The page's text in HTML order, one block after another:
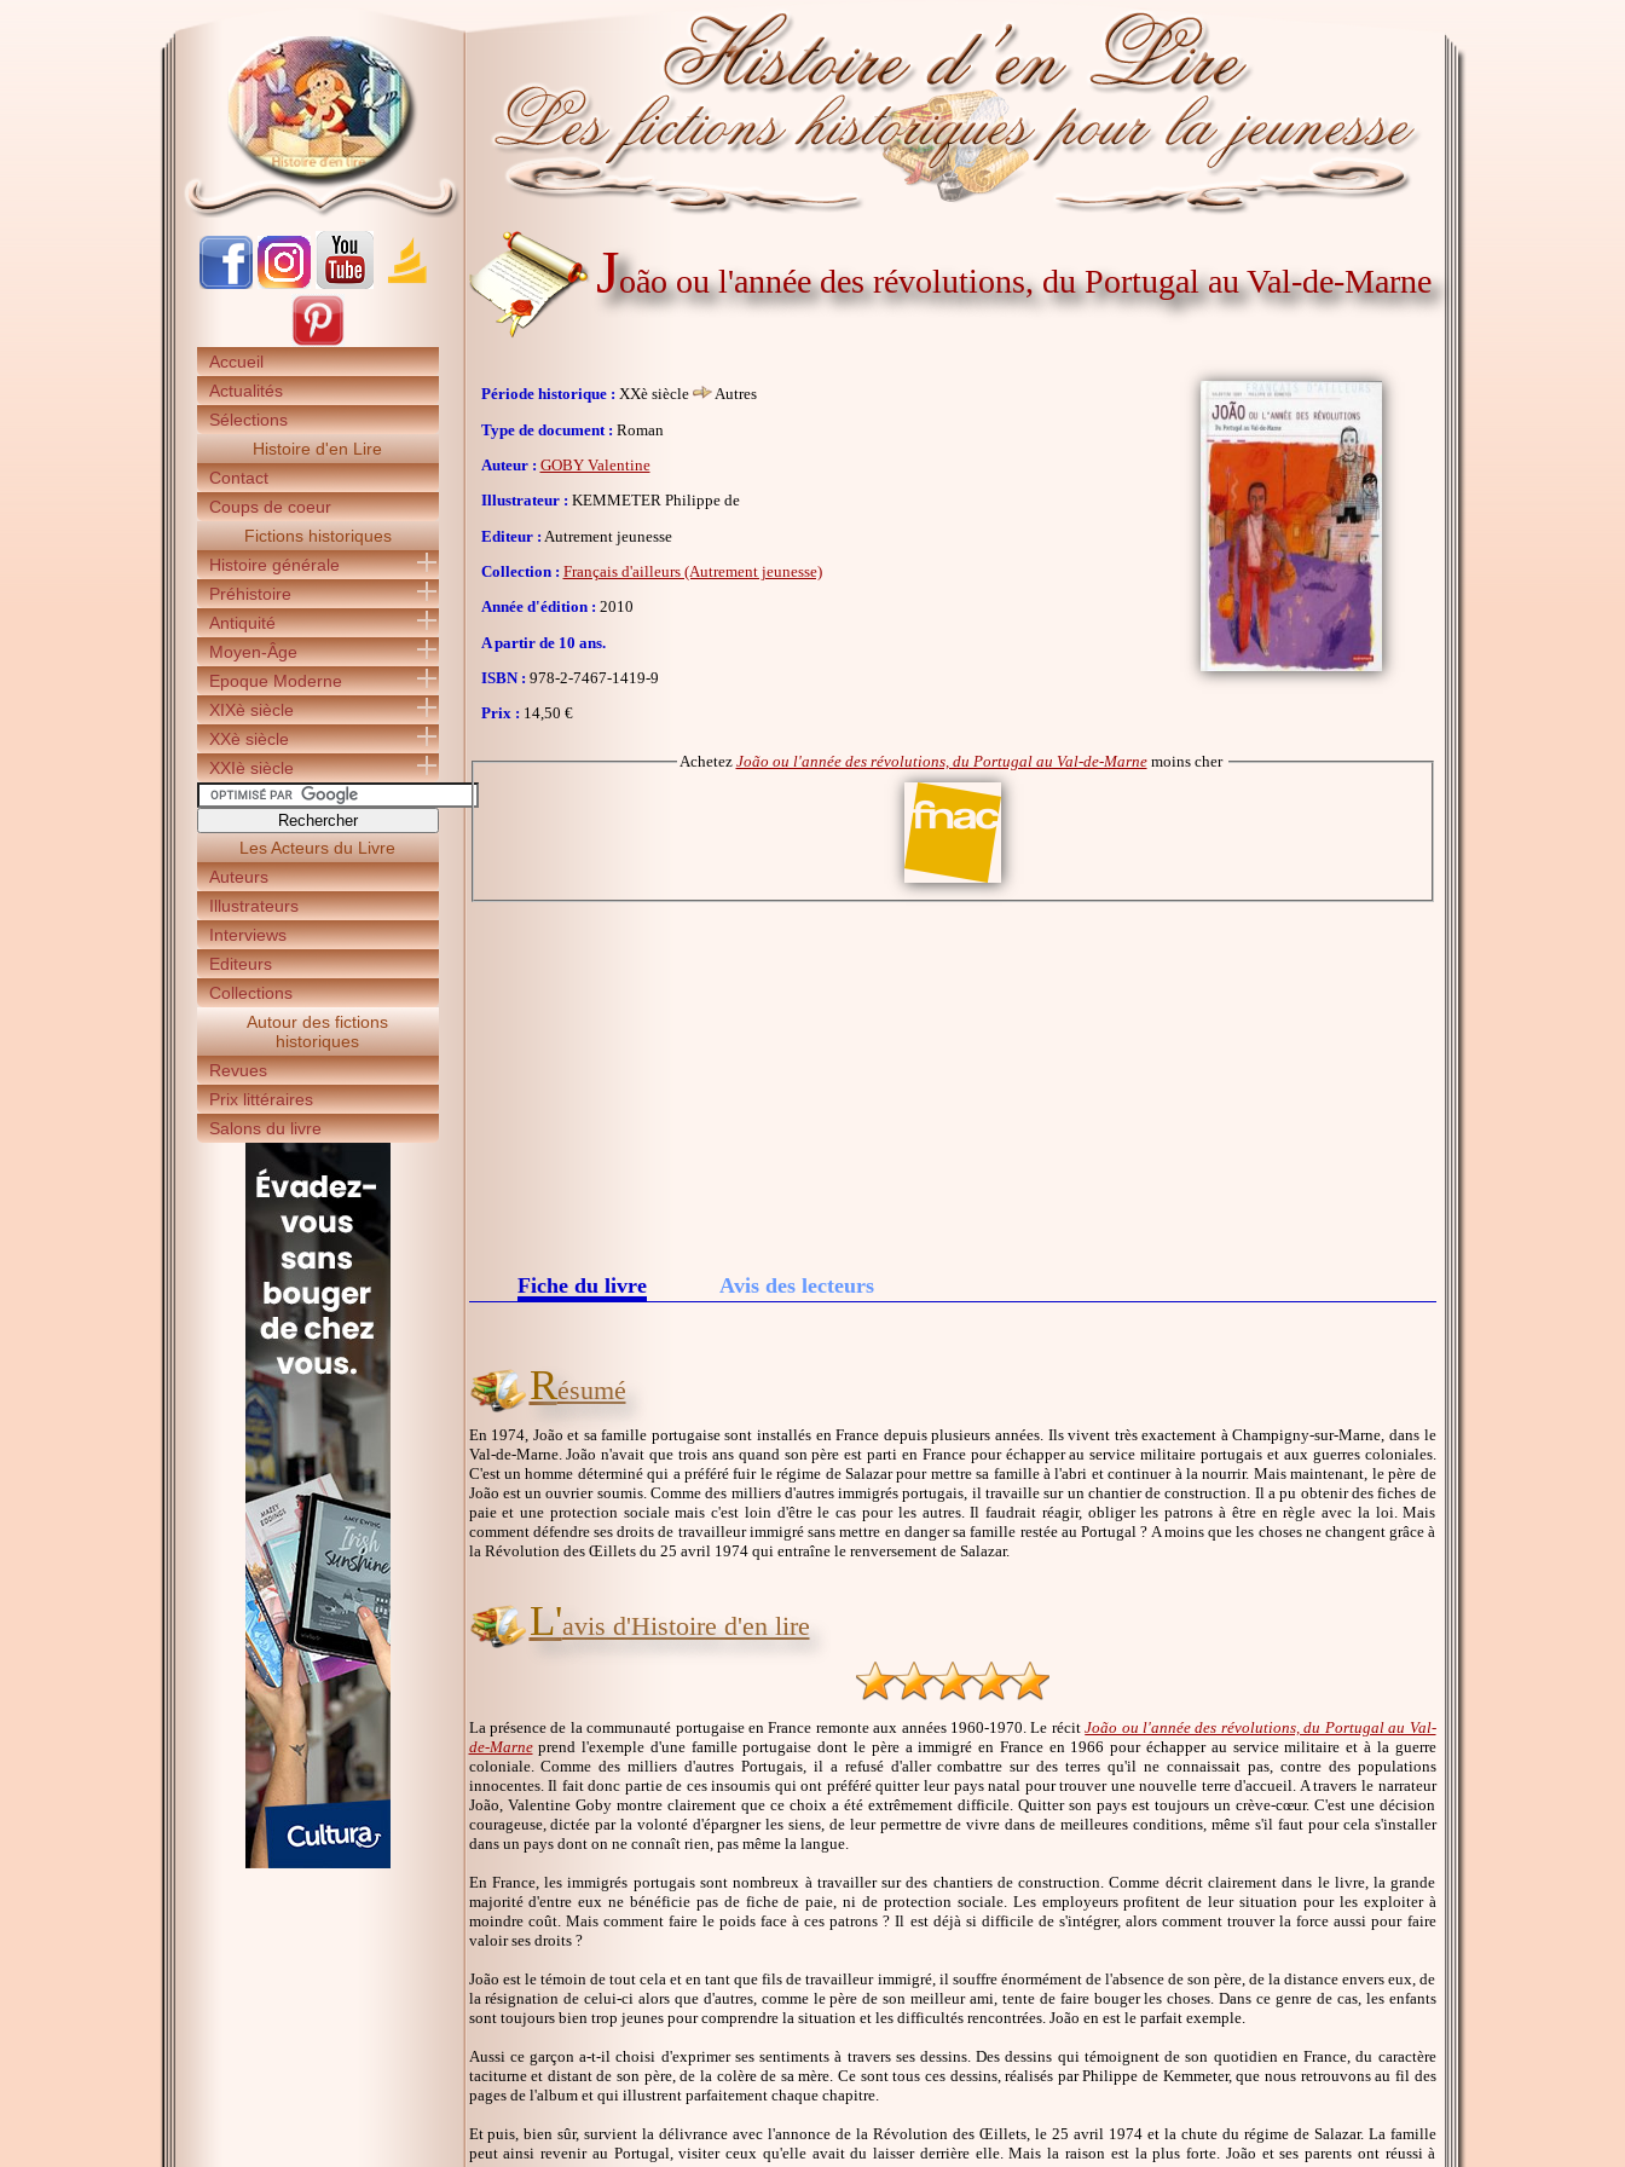
Accueil
Actualités
Sélections
Histoire d'en Lire
Contact
Coups de coeur
Fictions historiques
Histoire générale
Préhistoire
Antiquité
Moyen-Âge
Epoque Moderne
XIXè siècle
XXè siècle
XXIè siècle
Les Acteurs du Livre
Auteurs
Illustrateurs
Interviews
Editeurs
Collections
Autour des fictions
historiques
Revues
Prix littéraires
Salons du livre
João ou l'année des révolutions, du Portugal au Val-de-Marne
Période historique : XXè siècle
Autres
Type de document : Roman
Auteur : GOBY Valentine
Illustrateur : KEMMETER Philippe de
Editeur : Autrement jeunesse
Collection : Français d'ailleurs (Autrement jeunesse)
Année d'édition : 2010
A partir de 10 ans.
ISBN : 978-2-7467-1419-9
Prix : 14,50 €
Achetez João ou l'année des révolutions, du Portugal au Val-de-Marnemoins cher
Fiche du livre Avis des lecteurs
Résumé
En 1974, João et sa famille portugaise sont installés en France depuis plusieurs années. Ils vivent très exactement à Champigny-sur-Marne, dans le
Val-de-Marne. João n'avait que trois ans quand son père est parti en France pour échapper au service militaire portugais et aux guerres coloniales.
C'est un homme déterminé qui a préféré fuir le régime de Salazar pour mettre sa famille à l'abri et continuer à la nourrir. Mais maintenant, le père de
João est un ouvrier soumis. Comme des milliers d'autres immigrés portugais, il travaille sur un chantier de construction. Il a pu obtenir des fiches de
paie et une protection sociale mais c'est loin d'être le cas pour les autres. Il faudrait réagir, obliger les patrons à être en règle avec la loi. Mais
comment défendre ses droits de travailleur immigré sans mettre en danger sa famille restée au Portugal ? A moins que les choses ne changent grâce à
la Révolution des Œillets du 25 avril 1974 qui entraîne le renversement de Salazar.
L'avis d'Histoire d'en lire
La présence de la communauté portugaise en France remonte aux années 1960-1970. Le récitJoão ou l'année des révolutions, du Portugal au Val-
de-Marneprend l'exemple d'une famille portugaise dont le père a immigré en France en 1966 pour échapper au service militaire et à la guerre
coloniale. Comme des milliers d'autres Portugais, il a refusé d'aller combattre sur des terres qu'il ne connaissait pas, contre des populations
innocentes. Il fait donc partie de ces insoumis qui ont préféré quitter leur pays natal pour trouver une nouvelle terre d'accueil. A travers le narrateur
João, Valentine Goby montre clairement que ce choix a été extrêmement difficile. Quitter son pays est toujours un crève-cœur. C'est une décision
courageuse, dictée par la volonté d'épargner les siens, de leur permettre de vivre dans de meilleures conditions, même s'il faut pour cela s'installer
dans un pays dont on ne connaît rien, pas même la langue.
En France, les immigrés portugais sont nombreux à travailler sur des chantiers de construction. Comme décrit clairement dans le livre, la grande
majorité d'entre eux ne bénéficie pas de fiche de paie, ni de protection sociale. Les employeurs profitent de leur situation pour les exploiter à
moindre coût. Mais comment faire le poids face à ces patrons ? Il est déjà si difficile de s'intégrer, alors comment trouver la force aussi pour faire
valoir ses droits ?
João est le témoin de tout cela et en tant que fils de travailleur immigré, il souffre énormément de l'absence de son père, de la distance envers eux, de
la résignation de celui-ci alors que d'autres, comme le père de son meilleur ami, tente de faire bouger les choses. Dans ce genre de cas, les enfants
sont toujours bien trop jeunes pour comprendre la situation et les difficultés rencontrées. João en est le parfait exemple.
Aussi ce garçon a-t-il choisi d'exprimer ses sentiments à travers ses dessins. Des dessins qui témoignent de son quotidien en France, du caractère
taciturne et distant de son père, de la colère de sa mère. Ce sont tous ces dessins, réalisés par Philippe de Kemmeter, que nous retrouvons au fil des
pages de l'album et qui illustrent parfaitement chaque chapitre.
Et puis, bien sûr, survient la délivrance avec l'annonce de la Révolution des Œillets, le 25 avril 1974 et la chute du régime de Salazar. La famille
peut ainsi revenir au Portugal, visiter ceux qu'elle avait du laisser derrière elle. Mais la raison est la plus forte. João et ses parents ont réussi à